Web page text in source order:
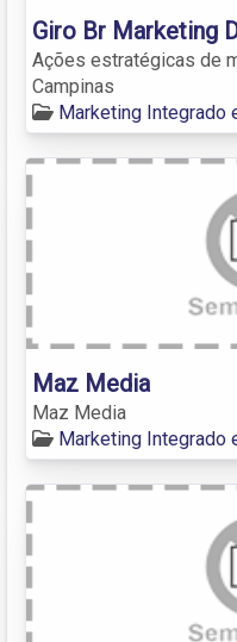
Giro Br Marketing
Ações estratégicas de
Campinas
Marketing Integrado
Maz Media
Maz Media
Marketing Integrado